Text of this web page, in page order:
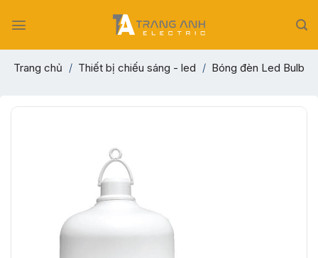
Trang chủ / Thiết bị chiếu sáng - led / Bóng đèn Led Bulb